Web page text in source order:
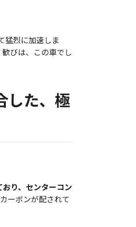
猛烈に加速しま
びは、この車でし
した、極
おり、センターコン
ーボンが配されて